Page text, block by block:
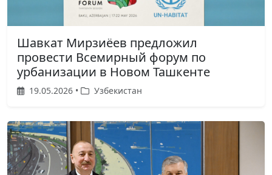
Шавкат Мирзиёев предложил
провести Всемирный форум по
урбанизации в Новом Ташкенте
19.05.2026 • Узбекистан